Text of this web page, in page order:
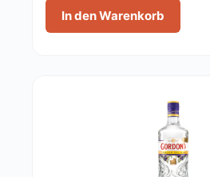
In den Warenkorb